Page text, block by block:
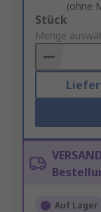
(ohne
Add
to
Basket
Stück
Menge
Auf Lager